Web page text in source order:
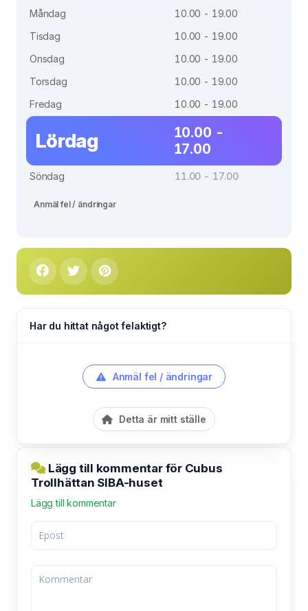
Måndag
10.00 - 19.00
Tisdag
10.00 - 19.00
Onsdag
10.00 - 19.00
Torsdag
10.00 - 19.00
Fredag
10.00 - 19.00
Lördag
10.00 -
17.00
Söndag 11.00 - 17.00
Anmäl fel / ändringar
Har du hittat något felaktigt?
Anmäl fel / ändringar
Detta är mitt ställe
Lägg till kommentar för Cubus
Trollhättan SIBA-huset
Lägg till kommentar